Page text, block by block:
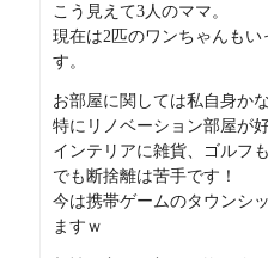
こう見えて3人のママ。
現在は2匹のワンちゃんも
す。
お部屋に関しては私自身か
特にリノベーション部屋が
インテリアに雑貨、ゴルフ
でも断捨離は苦手です！
今は携帯ゲームのタウンシ
ますｗ